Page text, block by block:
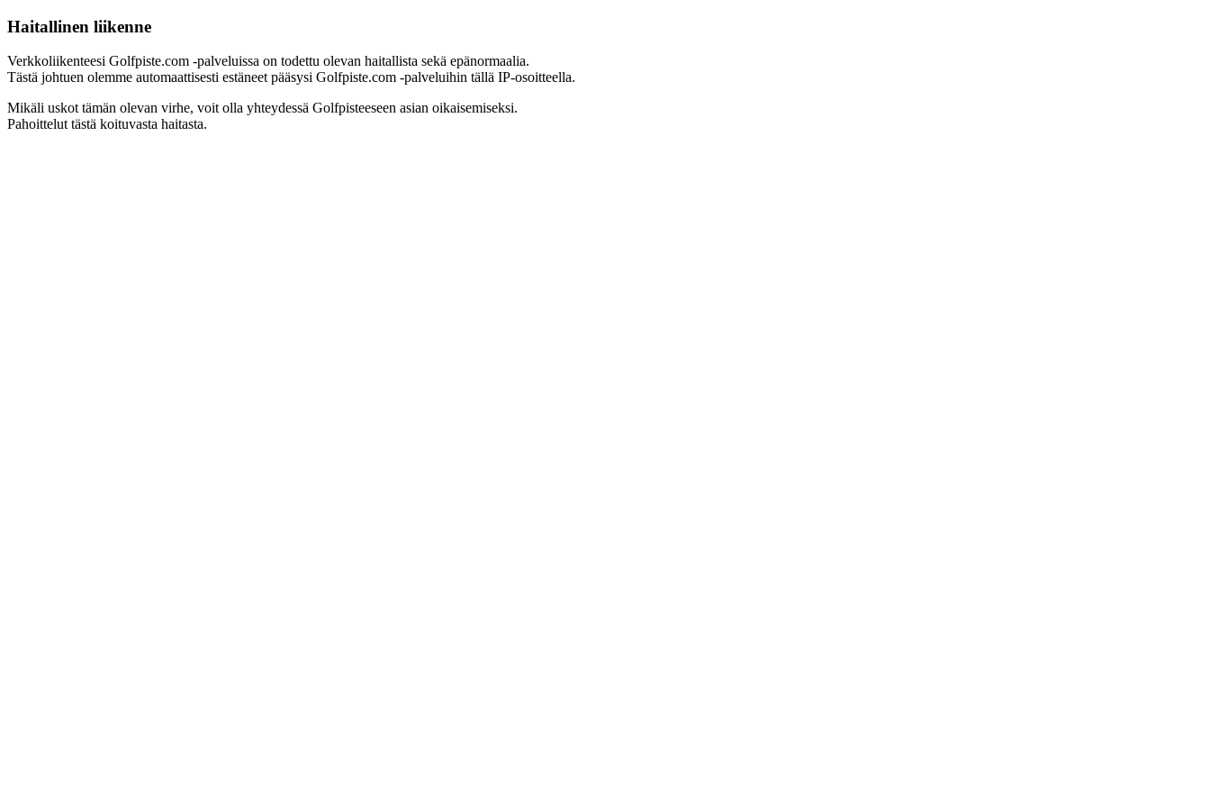
Haitallinen liikenne
Verkkoliikenteesi Golfpiste.com -palveluissa on todettu olevan haitallista sekä epänormaalia.
Tästä johtuen olemme automaattisesti estäneet pääsysi Golfpiste.com -palveluihin tällä IP-osoitteella.
Mikäli uskot tämän olevan virhe, voit olla yhteydessä Golfpisteeseen asian oikaisemiseksi.
Pahoittelut tästä koituvasta haitasta.